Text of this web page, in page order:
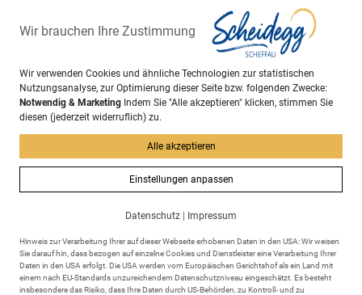
Rathausplatz 6
88175 Scheidegg
Kontakt
+49 8381 895 - 0
+49 8381 895 - 43
rathaus@markt-scheidegg.de
Wir brauchen Ihre Zustimmung
Wir verwenden Cookies und ähnliche Technologien zur statistischen
Nutzungsanalyse, zur Optimierung dieser Seite bzw. folgenden Zwecke:
Notwendig & Marketing Indem Sie "Alle akzeptieren" klicken, stimmen Sie
diesen (jederzeit widerruflich) zu.
Alle akzeptieren
Einstellungen anpassen
Datenschutz Impressum
Hinweis zur Verarbeitung Ihrer auf dieser Webseite erhobenen Daten in den USA: Wir weisen
Sie darauf hin, dass bezogen auf einzelne Cookies und Dienstleister eine Verarbeitung Ihrer
Daten in den USA erfolgt. Die USA werden vom Europäischen Gerichtshof als ein Land mit
einem nach EU-Standards unzureichendem Datenschutzniveau eingeschätzt. Es besteht
insbesondere das Risiko, dass Ihre Daten durch US-Behörden, zu Kontroll- und zu